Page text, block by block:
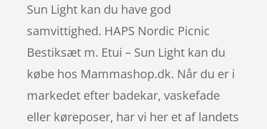
Sun Light kan du have god
samvittighed. HAPS Nordic Picnic
Bestiksæt m. Etui – Sun Light kan du
købe hos Mammashop.dk. Når du er i
markedet efter badekar, vaskefade
eller køreposer, har vi her et af landets